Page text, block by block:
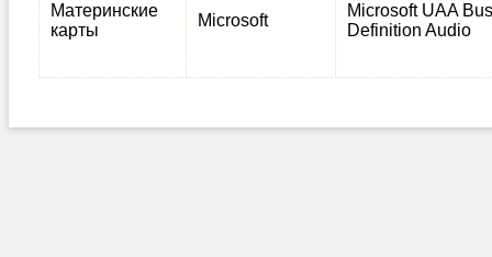
Материнские
карты
Microsoft
Microsoft UAA
Definition Audio